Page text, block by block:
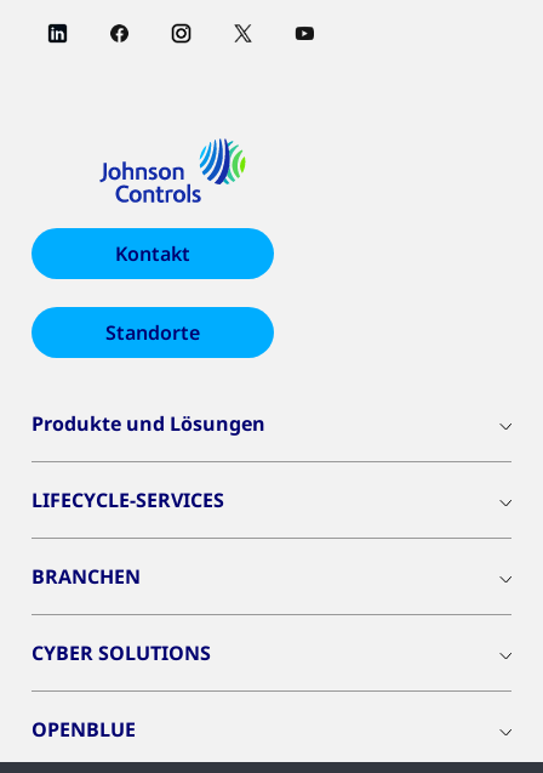
Kontakt
Standorte
Produkte und Lösungen
LIFECYCLE-SERVICES
BRANCHEN
CYBER SOLUTIONS
OPENBLUE